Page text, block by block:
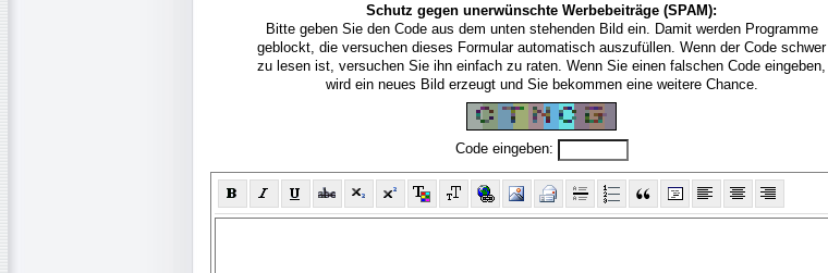
Schutz gegen unerwünschte Werbebeiträge (SPAM):
Bitte geben Sie den Code aus dem unten stehenden Bild ein. Damit werden Programme
geblockt, die versuchen dieses Formular automatisch auszufüllen. Wenn der Code schwer
zu lesen ist, versuchen Sie ihn einfach zu raten. Wenn Sie einen falschen Code eingeben,
wird ein neues Bild erzeugt und Sie bekommen eine weitere Chance.
Code eingeben: